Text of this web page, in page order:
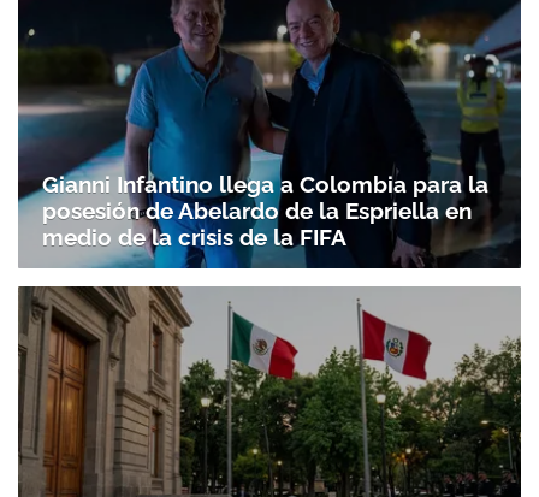
Gianni Infantino llega a Colombia para la
posesión de Abelardo de la Espriella en
medio de la crisis de la FIFA